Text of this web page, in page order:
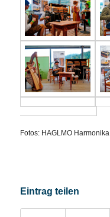
Fotos: HAGLMO Harmonika
Eintrag teilen